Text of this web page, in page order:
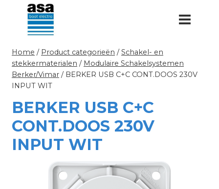
Doorgaan
inhoud
Home / Product categorieën / Schakel- en
stekkermaterialen / Modulaire Schakelsystemen
Berker/Vimar / BERKER USB C+C CONT.DOOS 230V
INPUT WIT
BERKER USB C+C
CONT.DOOS 230V
INPUT WIT